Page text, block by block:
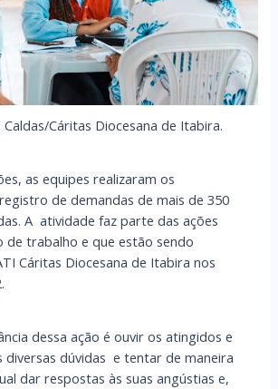
Cáritas Diocesana de Itabira.
as equipes realizaram os
de demandas de mais de 350
A atividade faz parte das ações
de trabalho e que estão sendo
Cáritas Diocesana de Itabira nos
dessa ação é ouvir os atingidos e
diversas dúvidas e tentar de maneira
dar respostas às suas angústias e,